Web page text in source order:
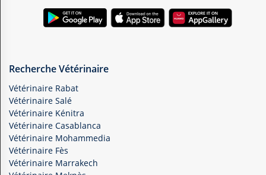
Recherche Vétérinaire
Vétérinaire Rabat
Vétérinaire Salé
Vétérinaire Kénitra
Vétérinaire Casablanca
Vétérinaire Mohammedia
Vétérinaire Fès
Vétérinaire Marrakech